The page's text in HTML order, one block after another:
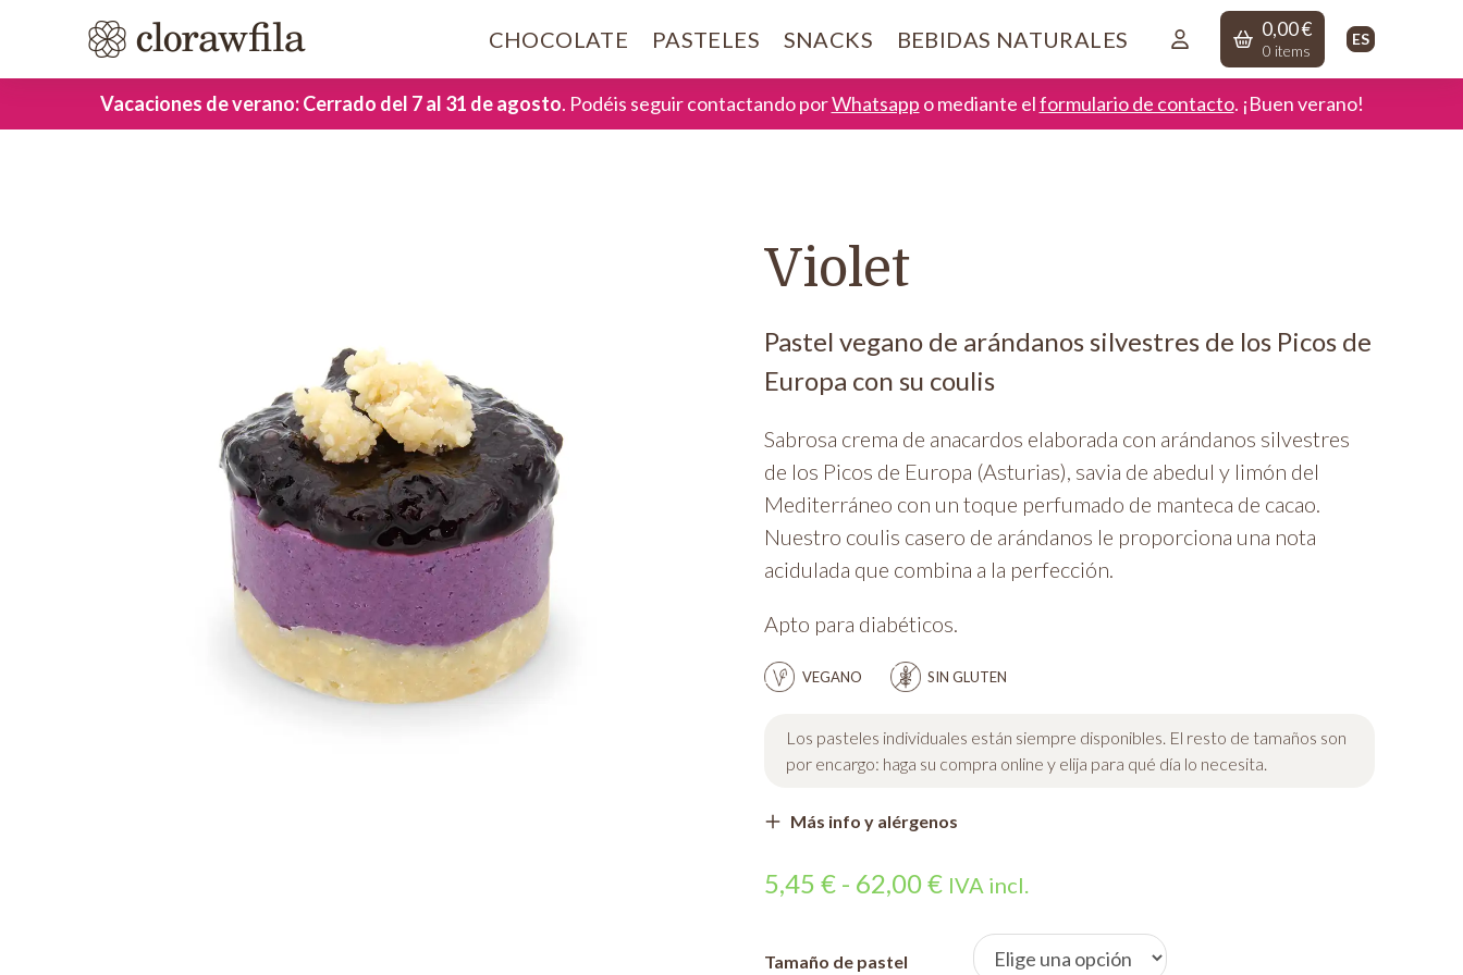
CHOCOLATE PASTELES SNACKS BEBIDAS NATURALES 0,00€
0 items
ES
Vacaciones de verano: Cerrado del 7 al 31 de agosto. Podéis seguir contactando porWhatsapp o mediante elformulario de contacto. ¡Buen verano!
Violet
Pastel vegano de arándanos silvestres de los Picos de
Europa con su coulis
Sabrosa crema de anacardos elaborada con arándanos silvestres
de los Picos de Europa (Asturias), savia de abedul y limón del
Mediterráneo con un toque perfumado de manteca de cacao.
Nuestro coulis casero de arándanos le proporciona una nota
acidulada que combina a la perfección.
Apto para diabéticos.
VEGANO SIN GLUTEN
Los pasteles individuales están siempre disponibles. El resto de tamaños son
por encargo: haga su compra online y elija para qué día lo necesita.
Más info y alérgenos
5,45 € - 62,00€Rango
precios:
IVA incl.
Tamaño de pastel